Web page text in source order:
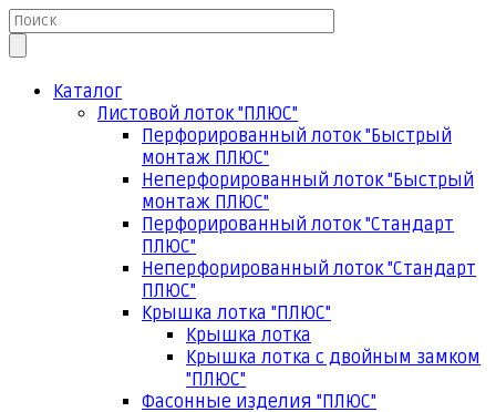
Каталог
Листовой лоток "ПЛЮС"
Перфорированный лоток "Быстрый
монтаж ПЛЮС"
Неперфорированный лоток "Быстрый
монтаж ПЛЮС"
Перфорированный лоток "Стандарт
ПЛЮС"
Неперфорированный лоток "Стандарт
ПЛЮС"
Крышка лотка "ПЛЮС"
Крышка лотка
Крышка лотка с двойным замком
"ПЛЮС"
Фасонные изделия "ПЛЮС"